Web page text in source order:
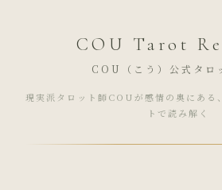
COU Tarot
COU（こう）公式タロ
現実派タロット師COUが感情の奥にある
トで読み解く